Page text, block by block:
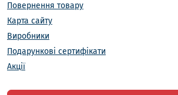
Повернення товару
Карта сайту
Виробники
Подарункові сертифікати
Акції